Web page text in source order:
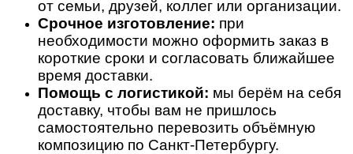
от семьи, друзей, коллег или организации.
Срочное изготовление: при
необходимости можно оформить заказ в
короткие сроки и согласовать ближайшее
время доставки.
Помощь с логистикой: мы берём на себя
доставку, чтобы вам не пришлось
самостоятельно перевозить объёмную
композицию по Санкт-Петербургу.